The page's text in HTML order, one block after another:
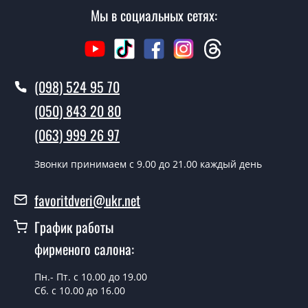
Сколько стоит вызвать замерщика?
Вызов замерщика-консультанта стоит 500 грн.
Да производим. Монтаж дверных полотен
производится согласно очереди, во все дни кроме
Сколько стоит установка дверей
сатин белый - от 1800 грн.
Можно на сегодня вызвать
замерщика?
Мы в социальных сетях:
(098) 524 95 70
(050) 843 20 80
(063) 999 26 97
Звонки принимаем c 9.00 до 21.00 каждый день
favoritdveri@ukr.net
График работы
фирменого салона:
Пн.- Пт. с 10.00 до 19.00
Сб. с 10.00 до 16.00